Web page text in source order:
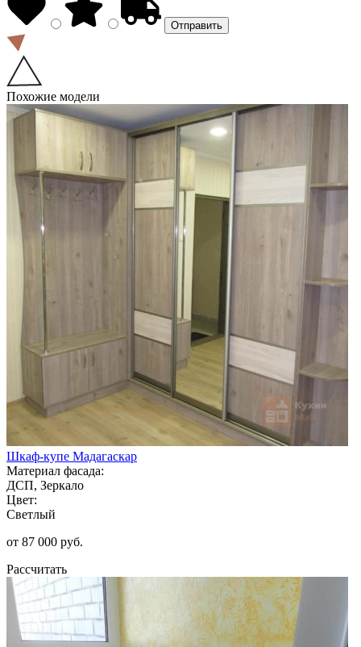
Похожие модели
Шкаф-купе Мадагаскар
Материал фасада:
ДСП, Зеркало
Цвет:
Светлый
от 87 000 руб.
Рассчитать